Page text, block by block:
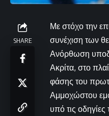
SHARE
Με στόχο την
συνέχιση των
Ανόρθωση
Ακρίτα, στο
φάσης του
Αμμοχώστου
υπό τις